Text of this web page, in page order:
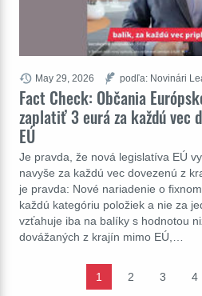
Fact Check: Občania
zaplatiť 3 eurá za každú vec
EÚ
Je pravda, že nová legislatíva EÚ
navyše za každú vec dovezenú z
je pravda: Nové nariadenie o
každú kategóriu položiek a nie za
vzťahuje iba na balíky s hodnotou
dovážaných z krajín mimo EÚ,…
May 29, 2026 podľa: Novinári
1 2 3 4